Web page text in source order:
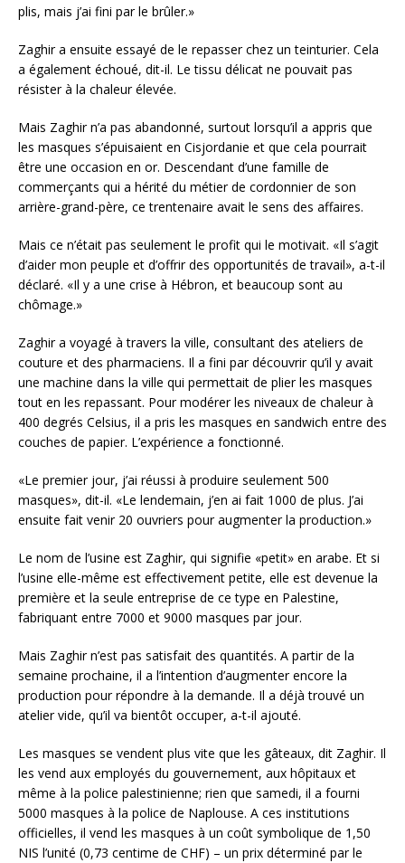
plis, mais j’ai fini par le brûler.»
Zaghir a ensuite essayé de le repasser chez un teinturier. Cela
a également échoué, dit-il. Le tissu délicat ne pouvait pas
résister à la chaleur élevée.
Mais Zaghir n’a pas abandonné, surtout lorsqu’il a appris que
les masques s’épuisaient en Cisjordanie et que cela pourrait
être une occasion en or. Descendant d’une famille de
commerçants qui a hérité du métier de cordonnier de son
arrière-grand-père, ce trentenaire avait le sens des affaires.
Mais ce n’était pas seulement le profit qui le motivait. «Il s’agit
d’aider mon peuple et d’offrir des opportunités de travail», a-t-il
déclaré. «Il y a une crise à Hébron, et beaucoup sont au
chômage.»
Zaghir a voyagé à travers la ville, consultant des ateliers de
couture et des pharmaciens. Il a fini par découvrir qu’il y avait
une machine dans la ville qui permettait de plier les masques
tout en les repassant. Pour modérer les niveaux de chaleur à
400 degrés Celsius, il a pris les masques en sandwich entre des
couches de papier. L’expérience a fonctionné.
«Le premier jour, j’ai réussi à produire seulement 500
masques», dit-il. «Le lendemain, j’en ai fait 1000 de plus. J’ai
ensuite fait venir 20 ouvriers pour augmenter la production.»
Le nom de l’usine est Zaghir, qui signifie «petit» en arabe. Et si
l’usine elle-même est effectivement petite, elle est devenue la
première et la seule entreprise de ce type en Palestine,
fabriquant entre 7000 et 9000 masques par jour.
Mais Zaghir n’est pas satisfait des quantités. A partir de la
semaine prochaine, il a l’intention d’augmenter encore la
production pour répondre à la demande. Il a déjà trouvé un
atelier vide, qu’il va bientôt occuper, a-t-il ajouté.
Les masques se vendent plus vite que les gâteaux, dit Zaghir. Il
les vend aux employés du gouvernement, aux hôpitaux et
même à la police palestinienne; rien que samedi, il a fourni
5000 masques à la police de Naplouse. A ces institutions
officielles, il vend les masques à un coût symbolique de 1,50
NIS l’unité (0,73 centime de CHF) – un prix déterminé par le